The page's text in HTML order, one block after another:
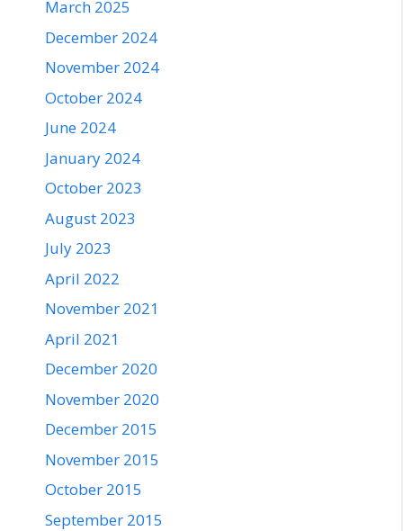
March 2025
December 2024
November 2024
October 2024
June 2024
January 2024
October 2023
August 2023
July 2023
April 2022
November 2021
April 2021
December 2020
November 2020
December 2015
November 2015
October 2015
September 2015